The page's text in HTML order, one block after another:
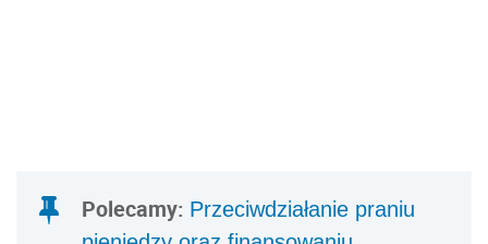
Polecamy: Przeciwdziałanie praniu